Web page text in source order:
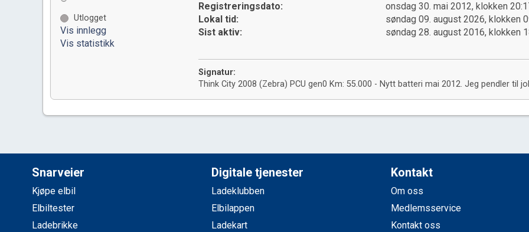
Utlogget
Vis innlegg
Vis statistikk
Registreringsdato:
onsdag 30. mai 2012, klokken
Lokal tid:
søndag 09. august 2026, klokken
Sist aktiv:
søndag 28. august 2016, klokken
Signatur:
Think City 2008 (Zebra) PCU gen0 Km: 55.000 - Nytt batteri mai 2012. Jeg pendler til
Snarveier
Kjøpe elbil
Elbiltester
Ladebrikke
Digitale tjenester
Ladeklubben
Elbilappen
Ladekart
Kontakt
Om oss
Medlemsservice
Kontakt oss